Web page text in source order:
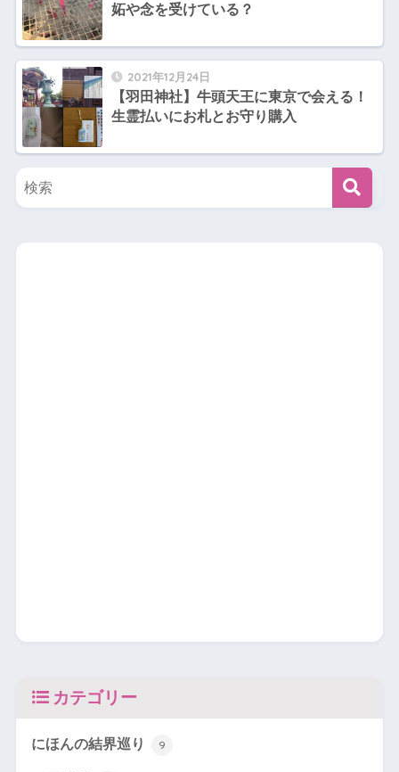
妬や念を受けている？
2021年12月24日
【羽田神社】牛頭天王に東京で会える！
生霊払いにお札とお守り購入
カテゴリー
にほんの結界巡り 9